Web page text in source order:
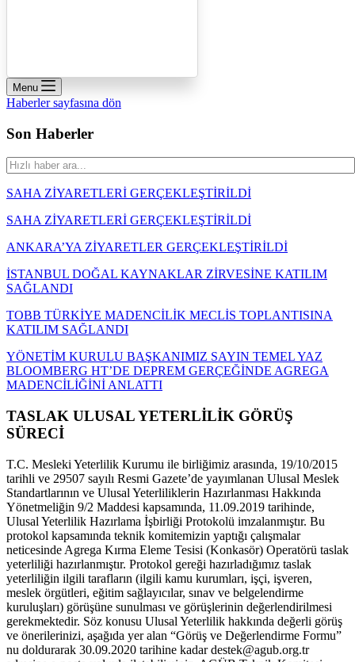
Menu
Haberler sayfasına dön
Son Haberler
SAHA ZİYARETLERİ GERÇEKLEŞTİRİLDİ
SAHA ZİYARETLERİ GERÇEKLEŞTİRİLDİ
ANKARA’YA ZİYARETLER GERÇEKLEŞTİRİLDİ
İSTANBUL DOĞAL KAYNAKLAR ZİRVESİNE KATILIM
SAĞLANDI
TOBB TÜRKİYE MADENCİLİK MECLİS TOPLANTISINA
KATILIM SAĞLANDI
YÖNETİM KURULU BAŞKANIMIZ SAYIN TEMEL YAZ
BLOOMBERG HT’DE DEPREM GERÇEĞİNDE AGREGA
MADENCİLİĞİNİ ANLATTI
TASLAK ULUSAL YETERLİLİK GÖRÜŞ
SÜRECİ
T.C. Mesleki Yeterlilik Kurumu ile birliğimiz arasında, 19/10/2015
tarihli ve 29507 sayılı Resmi Gazete’de yayımlanan Ulusal Meslek
Standartlarının ve Ulusal Yeterliliklerin Hazırlanması Hakkında
Yönetmeliğin 9/2 Maddesi kapsamında, 11.09.2019 tarihinde,
Ulusal Yeterlilik Hazırlama İşbirliği Protokolü imzalanmıştır. Bu
protokol kapsamında teknik komitemizin yaptığı çalışmalar
neticesinde Agrega Kırma Eleme Tesisi (Konkasör) Operatörü taslak
yeterliliği hazırlanmıştır. Protokol gereği hazırladığımız taslak
yeterliliğin ilgili tarafların (ilgili kamu kurumları, işçi, işveren,
meslek örgütleri, eğitim sağlayıcılar, sınav ve belgelendirme
kuruluşları) görüşüne sunulması ve görüşlerinin değerlendirilmesi
gerekmektedir. Söz konusu Ulusal Yeterlilik hakkında değerli görüş
ve önerilerinizi, aşağıda yer alan “Görüş ve Değerlendirme Formu”
nu doldurarak 30.09.2020 tarihine kadar destek@agub.org.tr